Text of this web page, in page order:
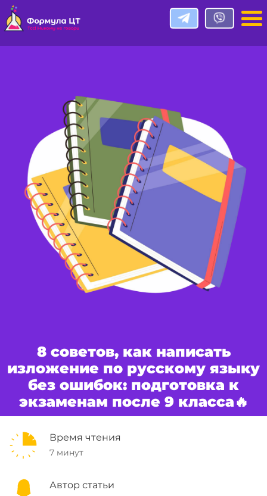
8 советов, как написать
изложение по русскому языку
без ошибок: подготовка к
экзаменам после 9 класса🔥
Время чтения
7 минут
Автор статьи